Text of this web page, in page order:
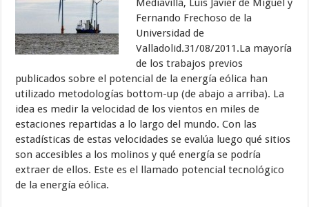
Mediavilla, Luis Javier de Miguel y
Fernando Frechoso de la
Universidad de
Valladolid.31/08/2011.La mayoría
de los trabajos previos
publicados sobre el potencial de la energía eólica han
utilizado metodologías bottom-up (de abajo a arriba). La
idea es medir la velocidad de los vientos en miles de
estaciones repartidas a lo largo del mundo. Con las
estadísticas de estas velocidades se evalúa luego qué sitios
son accesibles a los molinos y qué energía se podría
extraer de ellos. Este es el llamado potencial tecnológico
de la energía eólica.